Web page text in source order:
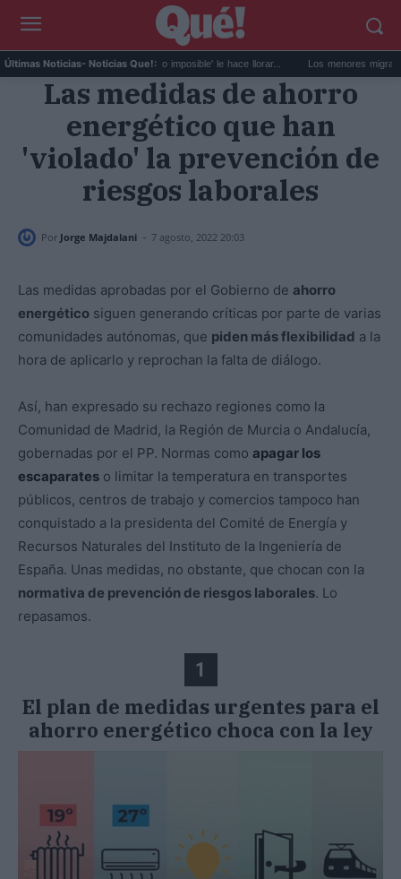
Últimas Noticias- Noticias Que!:
Zendaya confiesa que 'Lo imposible' le hace llorar... Los menores migrantes
Las medidas de ahorro
energético que han
'violado' la prevención de
riesgos laborales
Por Jorge Majdalani - 7 agosto, 2022 20:03
Las medidas aprobadas por el Gobierno de ahorro
energético siguen generando críticas por parte de varias
comunidades autónomas, que piden más flexibilidad a la
hora de aplicarlo y reprochan la falta de diálogo.
Así, han expresado su rechazo regiones como la
Comunidad de Madrid, la Región de Murcia o Andalucía,
gobernadas por el PP. Normas como apagar los
escaparates o limitar la temperatura en transportes
públicos, centros de trabajo y comercios tampoco han
conquistado a la presidenta del Comité de Energía y
Recursos Naturales del Instituto de la Ingeniería de
España. Unas medidas, no obstante, que chocan con la
normativa de prevención de riesgos laborales. Lo
repasamos.
1
El plan de medidas urgentes para el
ahorro energético choca con la ley